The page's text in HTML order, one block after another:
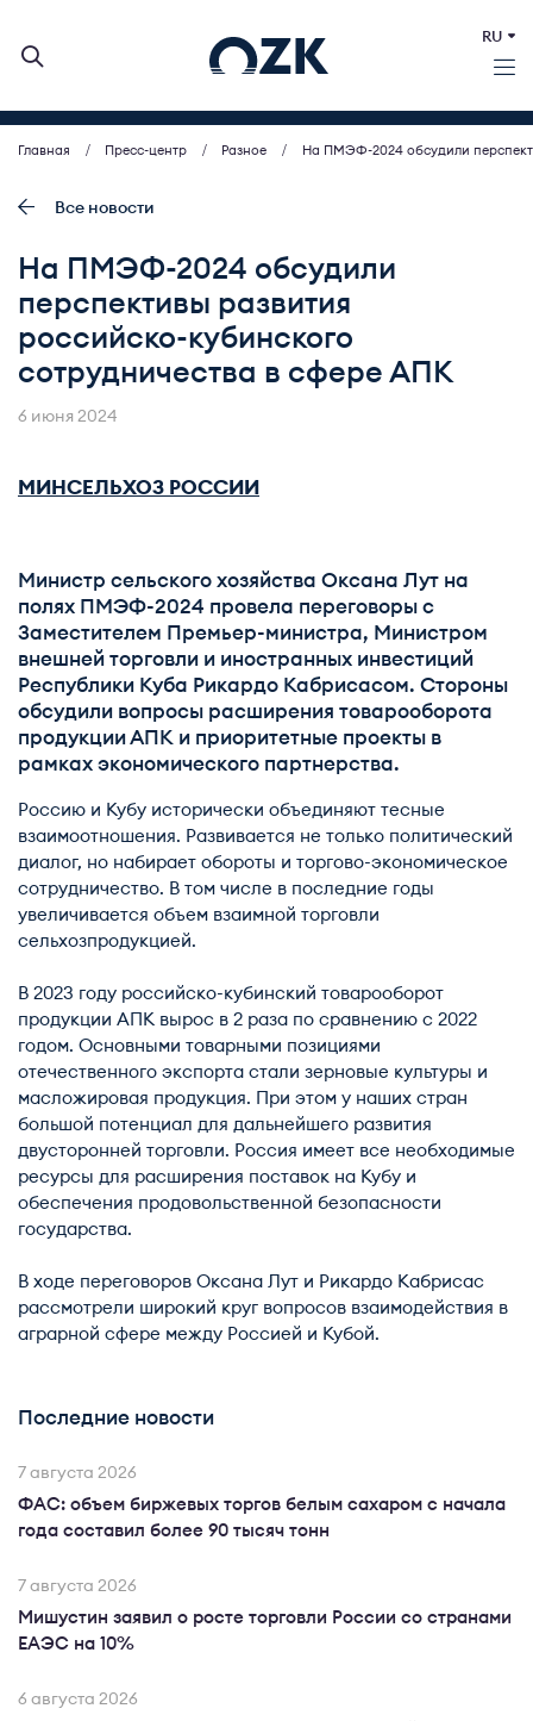
ИНВЕСТОРАМ
МСП (ЗАКУПКИ)
ПРЕСС-ЦЕНТР
КОНТАКТЫ
RU
Главная Пресс-центр Разное На ПМЭФ-2024 обсудили
Все новости
На ПМЭФ-2024 обсудили
перспективы развития
российско-кубинского
сотрудничества в сфере АПК
6 июня 2024
МИНСЕЛЬХОЗ РОССИИ
Министр сельского хозяйства Оксана Лут на
полях ПМЭФ-2024 провела переговоры с
Заместителем Премьер-министра, Министром
внешней торговли и иностранных инвестиций
Республики Куба Рикардо Кабрисасом. Стороны
обсудили вопросы расширения товарооборота
продукции АПК и приоритетные проекты в
рамках экономического партнерства.
Россию и Кубу исторически объединяют тесные
взаимоотношения. Развивается не только политический
диалог, но набирает обороты и торгово-экономическое
сотрудничество. В том числе в последние годы
увеличивается объем взаимной торговли
сельхозпродукцией.
В 2023 году российско-кубинский товарооборот
продукции АПК вырос в 2 раза по сравнению с 2022
годом. Основными товарными позициями
отечественного экспорта стали зерновые культуры и
масложировая продукция. При этом у наших стран
большой потенциал для дальнейшего развития
двусторонней торговли. Россия имеет все необходимые
ресурсы для расширения поставок на Кубу и
обеспечения продовольственной безопасности
государства.
В ходе переговоров Оксана Лут и Рикардо Кабрисас
рассмотрели широкий круг вопросов взаимодействия в
аграрной сфере между Россией и Кубой.
Последние новости
7 августа 2026
ФАС: объем биржевых торгов белым сахаром с начала
года составил более 90 тысяч тонн
7 августа 2026
Мишустин заявил о росте торговли России со странами
ЕАЭС на 10%
6 августа 2026